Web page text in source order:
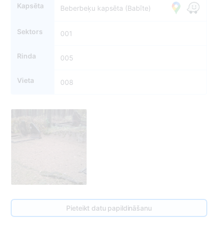
Kapsēta Beberbeķu kapsēta (Babīte)
Sektors 001
Rinda 005
Vieta 008
Pieteikt datu papildināšanu